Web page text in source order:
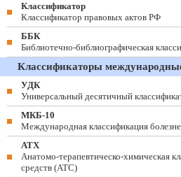
Классификатор
Классификатор правовых актов РФ
ББК
Библиотечно-библиографическая
Классификаторы
УДК
Универсальный десятичный
МКБ-10
Международная классификация
АТХ
Анатомо-терапевтическо-химическая
средств (ATC)